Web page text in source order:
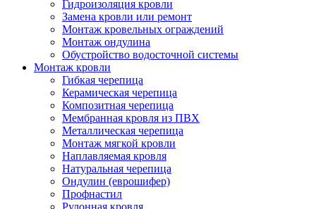
Гидроизоляция кровли
Замена кровли или ремонт
Монтаж кровельных ограждений
Монтаж ондулина
Обустройство водосточной системы
Монтаж кровли
Гибкая черепица
Керамическая черепица
Композитная черепица
Мембранная кровля из ПВХ
Металлическая черепица
Монтаж мягкой кровли
Наплавляемая кровля
Натуральная черепица
Ондулин (еврошифер)
Профнастил
Рулонная кровля